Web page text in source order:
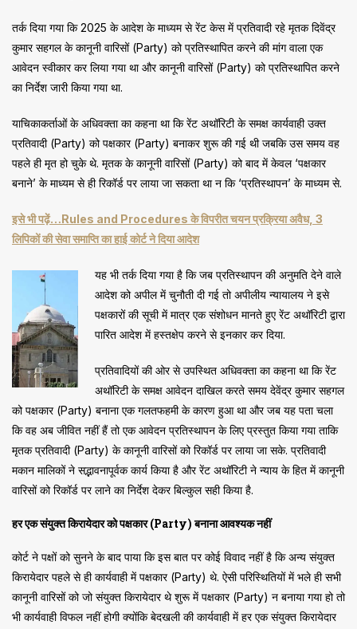
तर्क दिया गया कि 2025 के आदेश के माध्यम से रेंट केस में प्रतिवादी रहे मृतक दिवेंद्र
कुमार सहगल के कानूनी वारिसों (Party) को प्रतिस्थापित करने की मांग वाला एक
आवेदन स्वीकार कर लिया गया था और कानूनी वारिसों (Party) को प्रतिस्थापित करने
का निर्देश जारी किया गया था.
याचिकाकर्ताओं के अधिवक्ता का कहना था कि रेंट अथॉरिटी के समक्ष कार्यवाही उक्त
प्रतिवादी (Party) को पक्षकार (Party) बनाकर शुरू की गई थी जबकि उस समय वह
पहले ही मृत हो चुके थे. मृतक के कानूनी वारिसों (Party) को बाद में केवल ‘पक्षकार
बनाने’ के माध्यम से ही रिकॉर्ड पर लाया जा सकता था न कि ‘प्रतिस्थापन’ के माध्यम से.
इसे भी पढ़ें…Rules and Procedures के विपरीत चयन प्रक्रिया अवैध, 3
लिपिकों की सेवा समाप्ति का हाई कोर्ट ने दिया आदेश
यह भी तर्क दिया गया है कि जब प्रतिस्थापन की अनुमति देने वाले
आदेश को अपील में चुनौती दी गई तो अपीलीय न्यायालय ने इसे
पक्षकारों की सूची में मात्र एक संशोधन मानते हुए रेंट अथॉरिटी द्वारा
पारित आदेश में हस्तक्षेप करने से इनकार कर दिया.
प्रतिवादियों की ओर से उपस्थित अधिवक्ता का कहना था कि रेंट
अथॉरिटी के समक्ष आवेदन दाखिल करते समय देवेंद्र कुमार सहगल
को पक्षकार (Party) बनाना एक गलतफहमी के कारण हुआ था और जब यह पता चला
कि वह अब जीवित नहीं हैं तो एक आवेदन प्रतिस्थापन के लिए प्रस्तुत किया गया ताकि
मृतक प्रतिवादी (Party) के कानूनी वारिसों को रिकॉर्ड पर लाया जा सके. प्रतिवादी
मकान मालिकों ने सद्भावनापूर्वक कार्य किया है और रेंट अथॉरिटी ने न्याय के हित में कानूनी
वारिसों को रिकॉर्ड पर लाने का निर्देश देकर बिल्कुल सही किया है.
हर एक संयुक्त किरायेदार को पक्षकार (Party) बनाना आवश्यक नहीं
कोर्ट ने पक्षों को सुनने के बाद पाया कि इस बात पर कोई विवाद नहीं है कि अन्य संयुक्त
किरायेदार पहले से ही कार्यवाही में पक्षकार (Party) थे. ऐसी परिस्थितियों में भले ही सभी
कानूनी वारिसों को जो संयुक्त किरायेदार थे शुरू में पक्षकार (Party) न बनाया गया हो तो
भी कार्यवाही विफल नहीं होगी क्योंकि बेदखली की कार्यवाही में हर एक संयुक्त किरायेदार